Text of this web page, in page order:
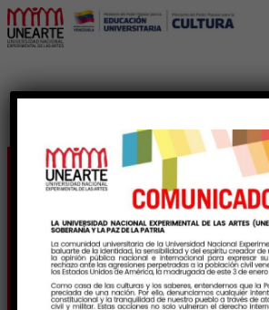
Comunidad
se une al
Paz en